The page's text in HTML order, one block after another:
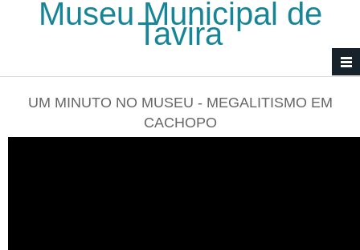
Passar para o conteúdo principal
Museu Municipal de
Tavira
UM MINUTO NO MUSEU - MEGALITISMO EM
CACHOPO